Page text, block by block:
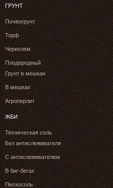
ГРУНТ
Почвогрунт
Торф
Чернозем
Плодородный
Грунт в мешках
В мешках
Агроперлит
ЖБИ
Техническая соль
Без антислеживателя
С антислеживателем
В биг-бегах
Пескосоль